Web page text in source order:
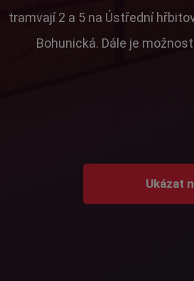
tramvají 2 a 5 na Ústřední
Bohunická. Dále je možnost
Ukázat